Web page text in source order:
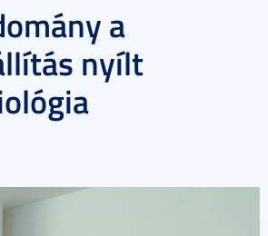
a
nyílt